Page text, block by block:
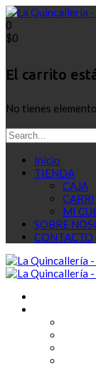
0
$0
El carrito
No tienes
Inicio
TIENDA
CAJA
MI
SOBRE
CONTACTO